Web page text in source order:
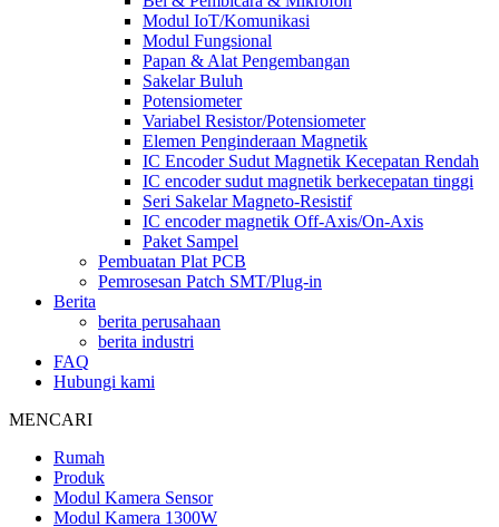
Modul IoT/Komunikasi
Modul Fungsional
Papan & Alat Pengembangan
Sakelar Buluh
Potensiometer
Variabel Resistor/Potensiometer
Elemen Penginderaan Magnetik
IC Encoder Sudut Magnetik Kecepatan Rendah
IC encoder sudut magnetik berkecepatan tinggi
Seri Sakelar Magneto-Resistif
IC encoder magnetik Off-Axis/On-Axis
Paket Sampel
Pembuatan Plat PCB
Pemrosesan Patch SMT/Plug-in
Berita
berita perusahaan
berita industri
FAQ
Hubungi kami
MENCARI
Rumah
Produk
Modul Kamera Sensor
Modul Kamera 1300W